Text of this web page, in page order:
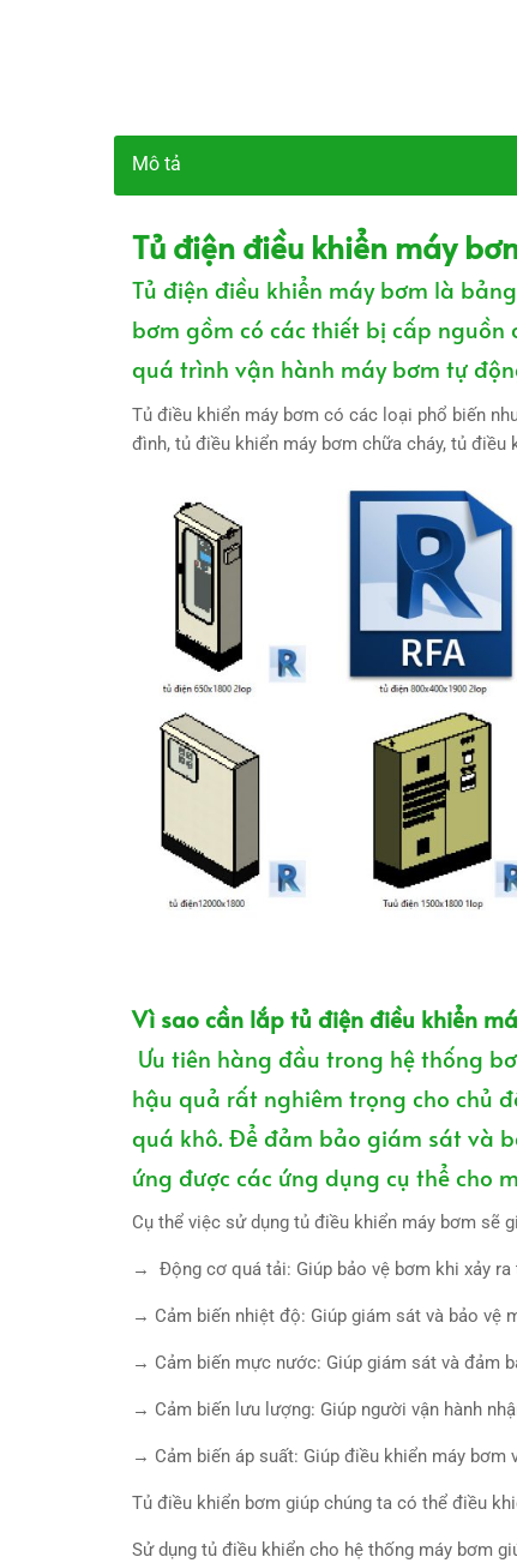
Mô tả
Tủ điện điều khiển máy
Tủ điện điều khiển máy bơm là
bơm gồm có các thiết bị cấp
quá trình vận hành máy bơm tự
Tủ điều khiển máy bơm có các loại phổ biến
đình, tủ điều khiển máy bơm chữa cháy, tủ
Vì sao cần lắp tủ điện điều khiển
Ưu tiên hàng đầu trong hệ thống
hậu quả rất nghiêm trọng cho chủ
quá khô. Để đảm bảo giám sát và
ứng được các ứng dụng cụ thể cho
Cụ thể việc sử dụng tủ điều khiển máy bơm sẽ
→ Động cơ quá tải: Giúp bảo vệ bơm khi xảy
→ Cảm biến nhiệt độ: Giúp giám sát và bảo vệ
→ Cảm biến mực nước: Giúp giám sát và đảm
→ Cảm biến lưu lượng: Giúp người vận hành
→ Cảm biến áp suất: Giúp điều khiển máy bơm
Tủ điều khiển bơm giúp chúng ta có thể điều
Sử dụng tủ điều khiển cho hệ thống máy bơm